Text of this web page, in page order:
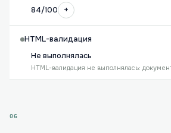
84/100
+
HTML-валидация
Не выполнялась
HTML-валидация не выполнялась:
06